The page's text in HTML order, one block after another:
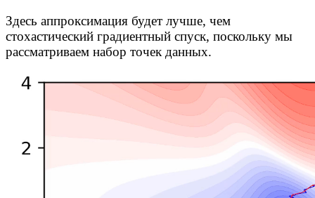
Здесь аппроксимация будет лучше, чем
стохастический градиентный спуск, поскольку мы
рассматриваем набор точек данных.